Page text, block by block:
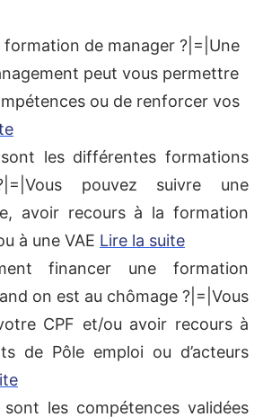
formation de manager ?|=|Une
peut vous permettre
ou de renforcer vos
sont les différentes formations
pouvez suivre une
avoir recours à la formation
à une VAE Lire la suite
financer une formation
on est au chômage ?|=|Vous
CPF et/ou avoir recours à
de Pôle emploi ou d’acteurs
sont les compétences validées